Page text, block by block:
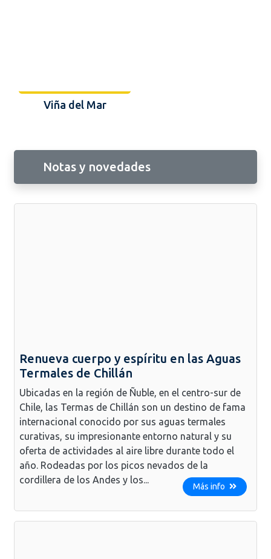
Viña del Mar
Notas y novedades
Renueva cuerpo y espíritu en las Aguas
Termales de Chillán
Ubicadas en la región de Ñuble, en el centro-sur de
Chile, las Termas de Chillán son un destino de fama
internacional conocido por sus aguas termales
curativas, su impresionante entorno natural y su
oferta de actividades al aire libre durante todo el
año. Rodeadas por los picos nevados de la
cordillera de los Andes y los...
Más info